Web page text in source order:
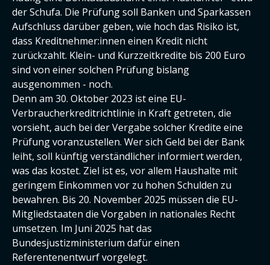
der Schufa. Die Prüfung soll Banken und Sparkassen
Aufschluss darüber geben, wie hoch das Risiko ist,
dass Kreditnehmer:innen einen Kredit nicht
zurückzahlt. Klein- und Kurzzeitkredite bis 200 Euro
sind von einer solchen Prüfung bislang
ausgenommen - noch.
Denn am 30. Oktober 2023 ist eine EU-
Verbraucherkreditrichtlinie in Kraft getreten, die
vorsieht, auch bei der Vergabe solcher Kredite eine
Prüfung voranzustellen. Wer sich Geld bei der Bank
leiht, soll künftig verständlicher informiert werden,
was das kostet. Ziel ist es, vor allem Haushalte mit
geringem Einkommen vor zu hohen Schulden zu
bewahren. Bis 20. November 2025 müssen die EU-
Mitgliedstaaten die Vorgaben in nationales Recht
umsetzen. Im Juni 2025 hat das
Bundesjustizministerium dafür einen
Referentenentwurf vorgelegt.